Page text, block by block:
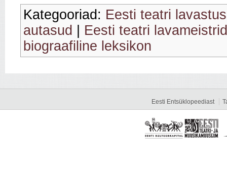
Kategooriad: Eesti teatri
autasud
Eesti teatri lavameistrid
biograafiline leksikon
Eesti Entsüklopeediast